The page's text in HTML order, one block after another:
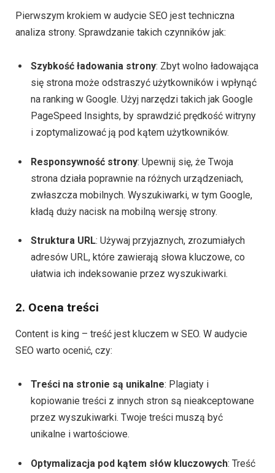
Pierwszym krokiem w audycie SEO jest techniczna
analiza strony. Sprawdzanie takich czynników jak:
Szybkość ładowania strony: Zbyt wolno ładowająca
się strona może odstraszyć użytkowników i wpłynąć
na ranking w Google. Użyj narzędzi takich jak Google
PageSpeed Insights, by sprawdzić prędkość witryny
i zoptymalizować ją pod kątem użytkowników.
Responsywność strony: Upewnij się, że Twoja
strona działa poprawnie na różnych urządzeniach,
zwłaszcza mobilnych. Wyszukiwarki, w tym Google,
kładą duży nacisk na mobilną wersję strony.
Struktura URL: Używaj przyjaznych, zrozumiałych
adresów URL, które zawierają słowa kluczowe, co
ułatwia ich indeksowanie przez wyszukiwarki.
2. Ocena treści
Content is king – treść jest kluczem w SEO. W audycie
SEO warto ocenić, czy:
Treści na stronie są unikalne: Plagiaty i
kopiowanie treści z innych stron są nieakceptowane
przez wyszukiwarki. Twoje treści muszą być
unikalne i wartościowe.
Optymalizacja pod kątem słów kluczowych: Treść